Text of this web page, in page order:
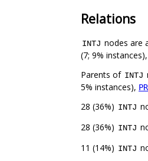
Relations
INTJ nodes are
(7; 9% instances),
Parents of INTJ
5% instances),
28 (36%) INTJ
28 (36%) INTJ
11 (14%) INTJ